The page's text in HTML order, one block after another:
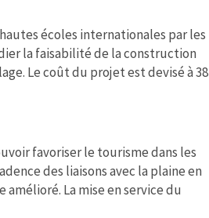
écoles internationales par les
la faisabilité de la construction
Le coût du projet est devisé à 38
favoriser le tourisme dans les
des liaisons avec la plaine en
La mise en service du